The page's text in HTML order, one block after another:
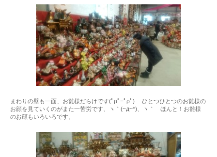
まわりの壁も一面、お雛様だらけです(ﾟρﾟ≡ﾟρﾟ) ひとつひとつのお雛様の
お顔を見ていくのがまた一苦労です、ヽ｀(~д~*)、ヽ｀ ほんと！お雛様
のお顔もいろいろです。